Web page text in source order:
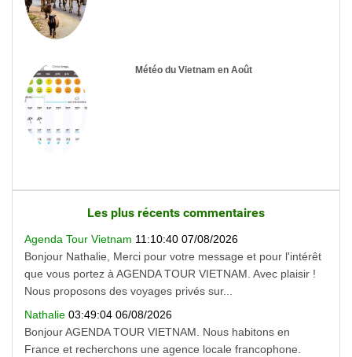
Météo du Vietnam en Août
Les plus récents commentaires
Agenda Tour Vietnam 11:10:40 07/08/2026
Bonjour Nathalie, Merci pour votre message et pour l'intérêt
que vous portez à AGENDA TOUR VIETNAM. Avec plaisir !
Nous proposons des voyages privés sur...
Nathalie 03:49:04 06/08/2026
Bonjour AGENDA TOUR VIETNAM. Nous habitons en
France et recherchons une agence locale francophone.